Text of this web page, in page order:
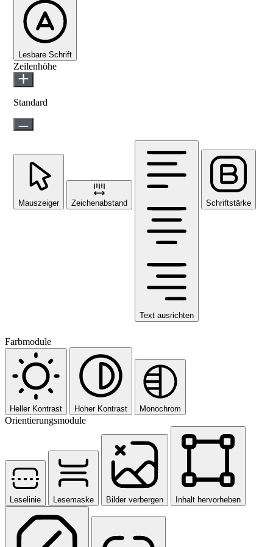
Lesbare Schrift
Zeilenhöhe
Standard
Mauszeiger Zeichenabstand
Text ausrichten
Schriftstärke
Farbmodule
Heller Kontrast Hoher Kontrast Monochrom
Orientierungsmodule
Leselinie Lesemaske Bilder verbergen Inhalt hervorheben